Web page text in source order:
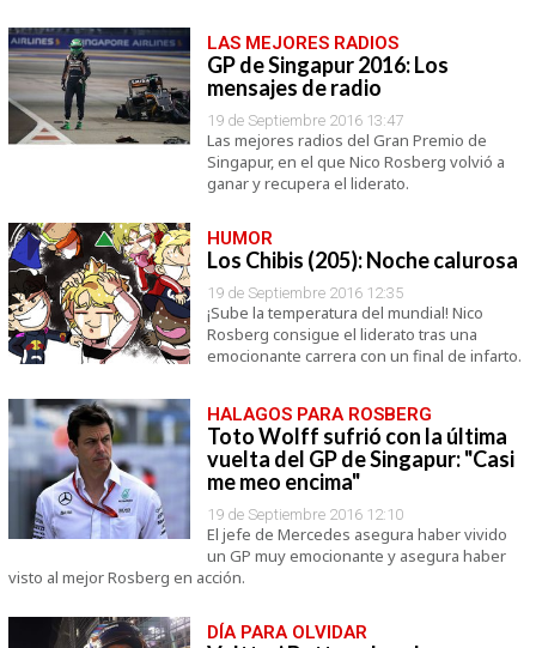
LAS MEJORES RADIOS
GP de Singapur 2016: Los
mensajes de radio
19 de Septiembre 2016 13:47
Las mejores radios del Gran Premio de
Singapur, en el que Nico Rosberg volvió a
ganar y recupera el liderato.
HUMOR
Los Chibis (205): Noche calurosa
19 de Septiembre 2016 12:35
¡Sube la temperatura del mundial! Nico
Rosberg consigue el liderato tras una
emocionante carrera con un final de infarto.
HALAGOS PARA ROSBERG
Toto Wolff sufrió con la última
vuelta del GP de Singapur: "Casi
me meo encima"
19 de Septiembre 2016 12:10
El jefe de Mercedes asegura haber vivido
un GP muy emocionante y asegura haber
visto al mejor Rosberg en acción.
DÍA PARA OLVIDAR